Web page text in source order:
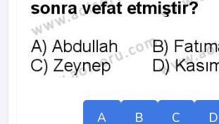
A B C D